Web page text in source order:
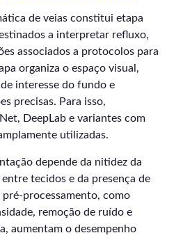
de veias constitui etapa
a interpretar refluxo,
associados a protocolos para
organiza o espaço visual,
interesse do fundo e
precisas. Para isso,
DeepLab e variantes com
utilizadas.
depende da nitidez da
tecidos e da presença de
processamento, como
remoção de ruído e
aumentam o desempenho